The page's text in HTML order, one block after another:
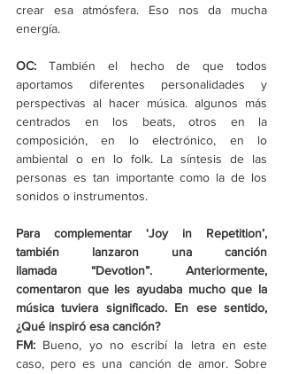
crear esa atmósfera. Eso nos da mucha
energía.
OC: También el hecho de que todos
aportamos diferentes personalidades y
perspectivas al hacer música. algunos más
centrados en los beats, otros en la
composición, en lo electrónico, en lo
ambiental o en lo folk. La síntesis de las
personas es tan importante como la de los
sonidos o instrumentos.
Para complementar ‘Joy in Repetition’,
también lanzaron una canción
llamada “Devotion”. Anteriormente,
comentaron que les ayudaba mucho que la
música tuviera significado. En ese sentido,
¿Qué inspiró esa canción?
FM: Bueno, yo no escribí la letra en este
caso, pero es una canción de amor. Sobre